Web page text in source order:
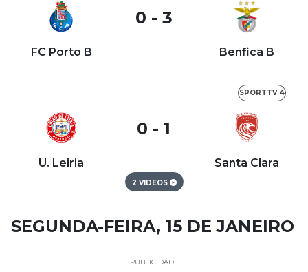
FC Porto B
0 - 3
Benfica B
SPORTTV 4
U. Leiria
0 - 1
Santa Clara
2 VIDEOS
SEGUNDA-FEIRA, 15 DE JANEIRO
PUBLICIDADE